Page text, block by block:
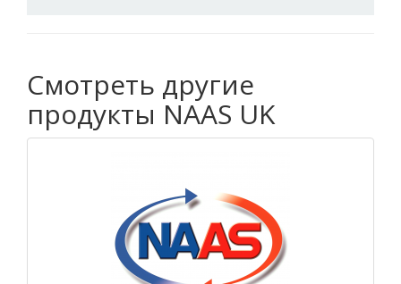
Смотреть другие
продукты NAAS UK